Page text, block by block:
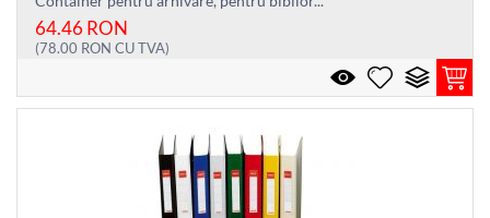
64.46 RON
(78.00 RON CU TVA)